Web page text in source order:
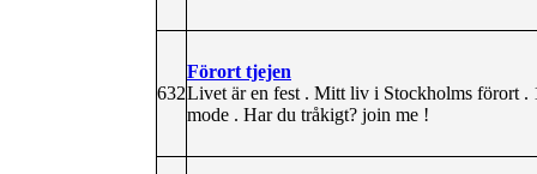
632
Förort tjejen
Livet är en fest . Mitt liv i Stockholms förort .
mode . Har du tråkigt? join me !